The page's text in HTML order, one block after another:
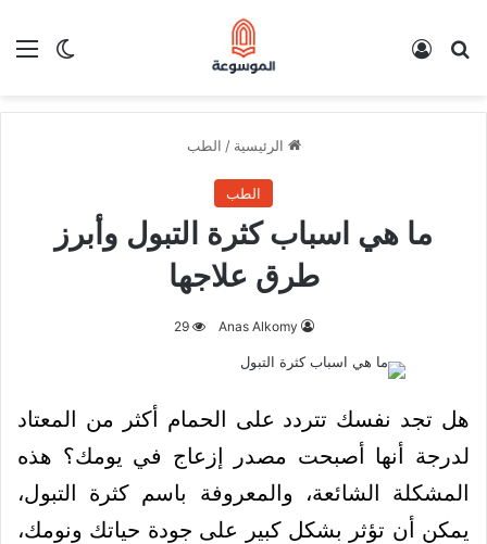
الوضع بحث عن
الرئيسية / الطب
الطب
ما هي اسباب كثرة التبول وأبرز
طرق علاجها
Anas Alkomy
29
هل تجد نفسك تتردد على الحمام أكثر من المعتاد
لدرجة أنها أصبحت مصدر إزعاج في يومك؟ هذه
المشكلة الشائعة، والمعروفة باسم كثرة التبول،
يمكن أن تؤثر بشكل كبير على جودة حياتك ونومك،